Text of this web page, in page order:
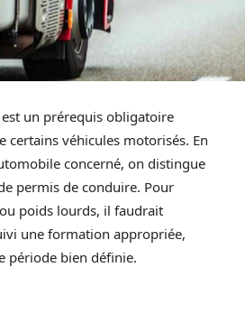
un prérequis obligatoire
certains véhicules motorisés. En
concerné, on distingue
permis de conduire. Pour
poids lourds, il faudrait
une formation appropriée,
période bien définie.